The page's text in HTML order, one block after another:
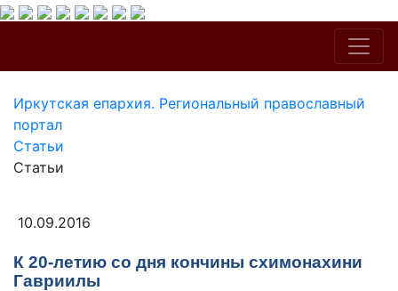
Иркутская епархия. Региональный православный
портал
Статьи
Статьи
10.09.2016
К 20-летию со дня кончины схимонахини
Гавриилы